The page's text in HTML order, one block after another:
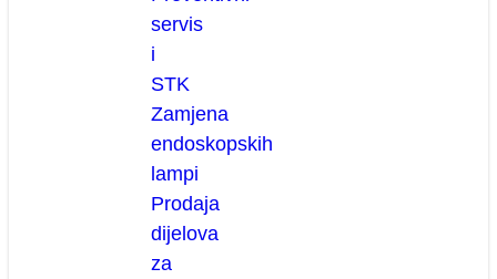
servis
i
STK
Zamjena
endoskopskih
lampi
Prodaja
dijelova
za